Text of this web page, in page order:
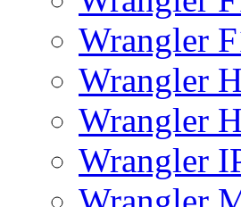
Wrangler
Wrangler
Wrangler
Wrangler